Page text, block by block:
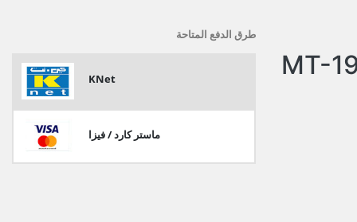
طرق الدفع المتاحة
KNet
ماستر كارد / فيزا